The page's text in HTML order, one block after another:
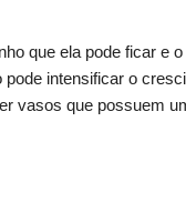
que ela pode ficar e
intensificar o
vasos que possuem